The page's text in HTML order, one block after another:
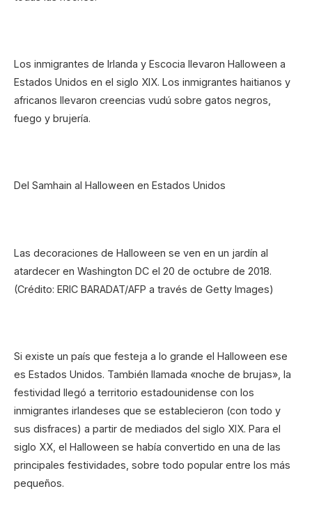
Los inmigrantes de Irlanda y Escocia llevaron Halloween a
Estados Unidos en el siglo XIX. Los inmigrantes haitianos y
africanos llevaron creencias vudú sobre gatos negros,
fuego y brujería.
Del Samhain al Halloween en Estados Unidos
Las decoraciones de Halloween se ven en un jardín al
atardecer en Washington DC el 20 de octubre de 2018.
(Crédito: ERIC BARADAT/AFP a través de Getty Images)
Si existe un país que festeja a lo grande el Halloween ese
es Estados Unidos. También llamada «noche de brujas», la
festividad llegó a territorio estadounidense con los
inmigrantes irlandeses que se establecieron (con todo y
sus disfraces) a partir de mediados del siglo XIX. Para el
siglo XX, el Halloween se había convertido en una de las
principales festividades, sobre todo popular entre los más
pequeños.